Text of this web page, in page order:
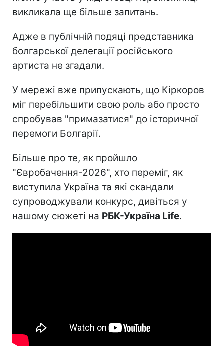
викликала ще більше запитань.
Адже в публічній подяці представника
болгарської делегації російського
артиста не згадали.
У мережі вже припускають, що Кіркоров
міг перебільшити свою роль або просто
спробував "примазатися" до історичної
перемоги Болгарії.
Більше про те, як пройшло
"Євробачення-2026", хто переміг, як
виступила Україна та які скандали
супроводжували конкурс, дивіться у
нашому сюжеті на РБК-Україна Life.